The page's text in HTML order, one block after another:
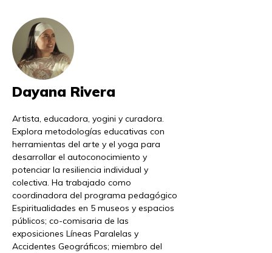
Dayana Rivera
Artista, educadora, yogini y curadora.
Explora metodologías educativas con
herramientas del arte y el yoga para
desarrollar el autoconocimiento y
potenciar la resiliencia individual y
colectiva. Ha trabajado como
coordinadora del programa pedagógico
Espiritualidades en 5 museos y espacios
públicos; co-comisaria de las
exposiciones Líneas Paralelas y
Accidentes Geográficos; miembro del